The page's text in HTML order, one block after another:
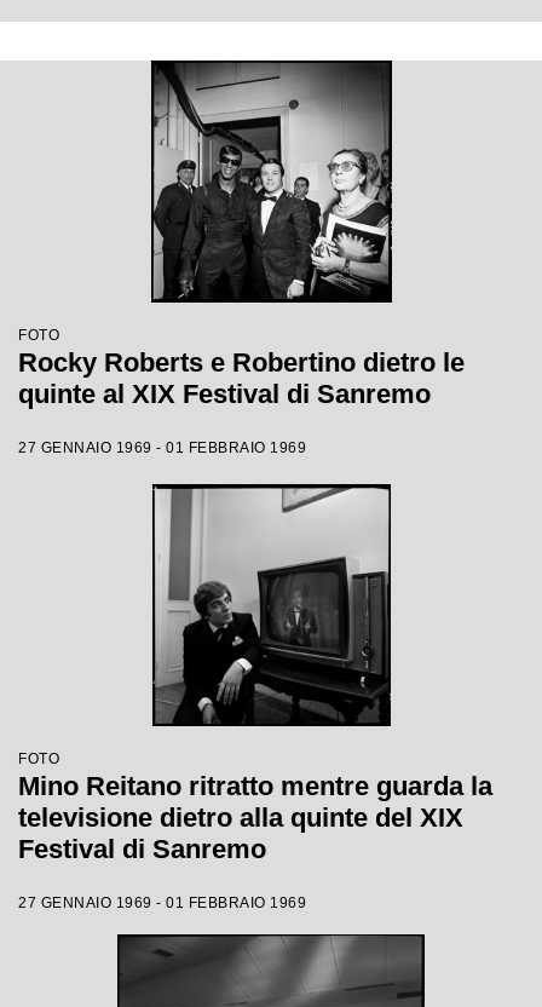
FOTO
Rocky Roberts e Robertino dietro le
quinte al XIX Festival di Sanremo
27 GENNAIO 1969 - 01 FEBBRAIO 1969
FOTO
Mino Reitano ritratto mentre guarda la
televisione dietro alla quinte del XIX
Festival di Sanremo
27 GENNAIO 1969 - 01 FEBBRAIO 1969